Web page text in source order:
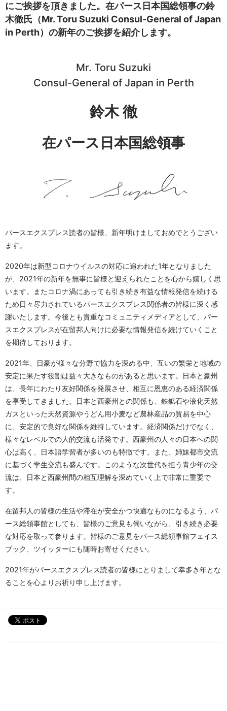
にご挨拶を頂きました。在パース日本国総領事の鈴
木徹氏（Mr. Toru Suzuki Consul-General of Japan
in Perth）の新年のご挨拶を紹介します。
Mr. Toru Suzuki
Consul-General of Japan in Perth
鈴木 徹
在パース日本国総領事
パースエクスプレス読者の皆様、新年明けましておめでとうござい
ます。
2020年は新型コロナウイルスの対応に追われた1年となりました
が、2021年の新年を無事に皆様と迎えられたことを心から嬉しく思
います。またコロナ渦にあっても引き続き有益な情報発信を続ける
ため日々尽力されているパースエクスプレス関係者の皆様に深く感
謝いたします。今後とも貴重なコミュニティメディアとして、パー
スエクスプレスが在留邦人向けに必要な情報発信を続けていくこと
を期待しております。
2021年、日豪が様々な分野で協力を深める中、互いの繁栄と地域の
安定に果たす役割は益々大きなものがあると思います。日本と豪州
は、長年にわたり友好関係を発展させ、相互に恩恵のある経済関係
を享受してきました。日本と西豪州との関係も、鉄鉱石や液化天然
ガスといった天然資源やうどん用小麦など農林産品の貿易を中心
に、安定的で良好な関係を維持しています。経済関係だけでなく、
様々なレベルでの人的交流も活発です。西豪州の人々の日本への関
心は高く、日本語学習者が多いのも特徴です。また、姉妹都市交流
に基づく学生交流も盛んです。このような次世代を担う青少年の交
流は、日本と西豪州間の相互理解を深めていく上で非常に重要で
す。
在留邦人の皆様の生活や滞在が安全かつ快適なものになるよう、パ
ース総領事館としても、皆様のご意見も伺いながら、引き続き必要
な対応を取って参ります。皆様のご意見をパース総領事館フェイス
ブック、ツイッターにも随時お寄せください。
2021年がパースエクスプレス読者の皆様にとりまして幸多き年とな
ることを心よりお祈り申し上げます。